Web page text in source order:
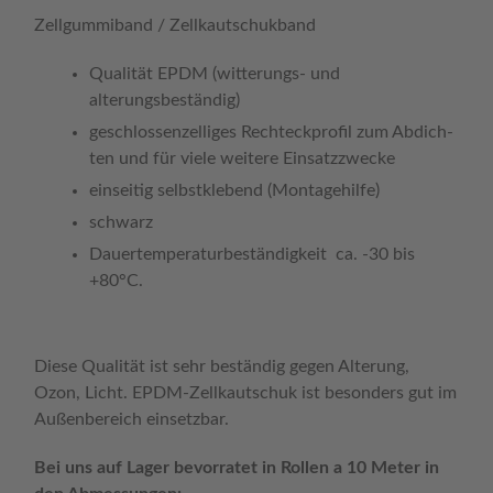
Zell­gum­mi­band / Zellkautschukband
Qua­li­tät EPDM (witterungs- und
alterungsbeständig)
geschloss­enzel­li­ges Recht­eck­pro­fil zum Abdich­
ten und für vie­le wei­te­re Einsatzzwecke
ein­sei­tig selbst­kle­bend (Mon­ta­ge­hil­fe)
schwarz
Dau­er­tem­pe­ra­tur­be­stän­dig­keit ca. ‑30 bis
+80°C.
Die­se Qua­li­tät ist sehr bestän­dig gegen Alte­rung,
Ozon, Licht. EPDM-Zellkautschuk ist beson­ders gut im
Außen­be­reich einsetzbar.
Bei uns auf Lager bevor­ra­tet in Rol­len a 10 Meter in